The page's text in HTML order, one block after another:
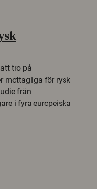
tro på
mottagliga för rysk
från
i fyra europeiska